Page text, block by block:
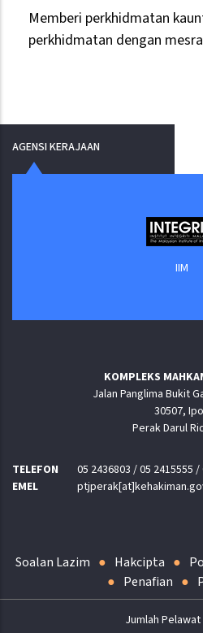
Memberi perkhidmatan
perkhidmatan dengan
AGENSI KERAJAAN
IIM
KOMPLEKS
Jalan Panglima Bukit
30507,
Perak Darul
TELEFON
05 2436803 / 05 2415555
EMEL
Soalan Lazim Hakcipta
Penafian